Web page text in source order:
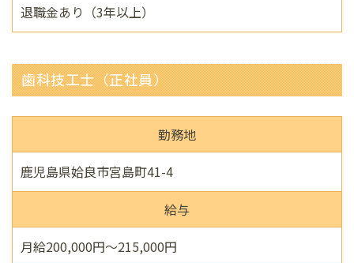
退職金あり（3年以上）
歯科技工士（正社員）
勤務地
鹿児島県姶良市宮島町41-4
給与
月給200,000円〜215,000円